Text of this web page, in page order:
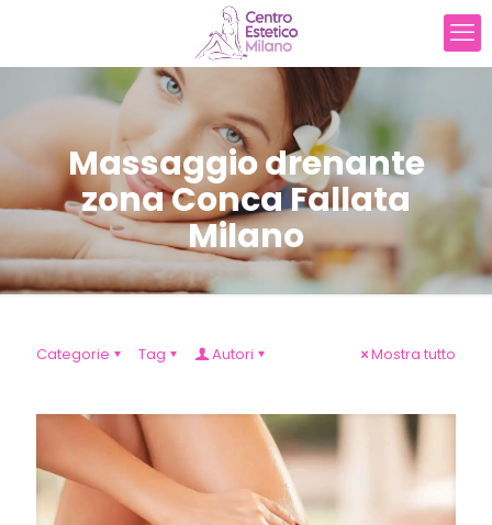
Massaggio drenante
zona Conca Fallata
Milano
Categorie Tag Autori Mostra tutto